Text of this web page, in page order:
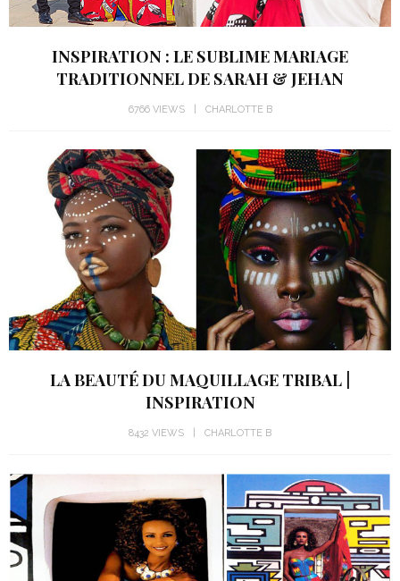
INSPIRATION : LE SUBLIME MARIAGE
TRADITIONNEL DE SARAH & JEHAN
6766 VIEWS CHARLOTTE B
LA BEAUTÉ DU MAQUILLAGE TRIBAL |
INSPIRATION
8432 VIEWS CHARLOTTE B